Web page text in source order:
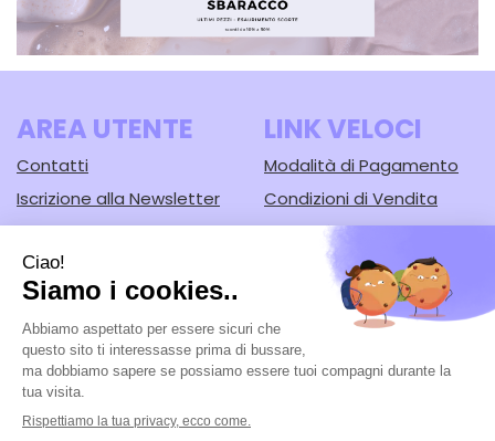
AREA UTENTE
Contatti
Iscrizione alla Newsletter
Informativa Privacy
Cookie Policy
LINK VELOCI
Modalità di Pagamento
Condizioni di Vendita
Modalità di Spedizione e
Farmacia Lodi srl
- Corso Guercino, 67/b 44042 Cento (FE)